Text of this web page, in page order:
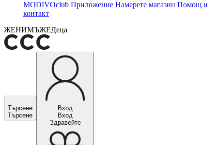
MODIVOclub Приложение Намерете магазин Помощ и
контакт
ЖЕНИМЪЖЕДеца
Търсене
Търсене
Вход
Вход
Здравейте